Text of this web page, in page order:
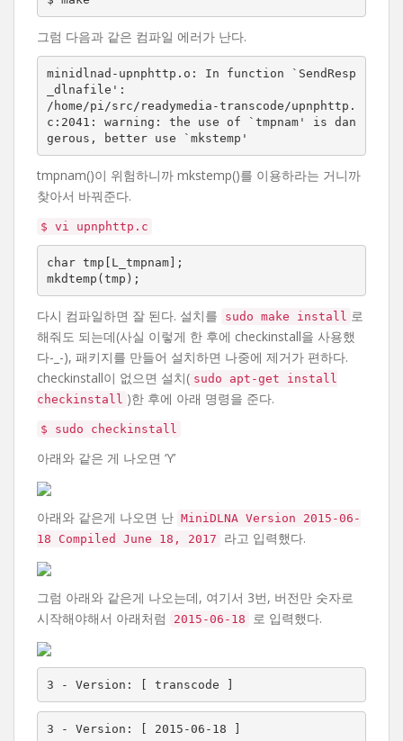
그럼 다음과 같은 컴파일 에러가 난다.
minidlnad-upnphttp.o: In function `SendResp
_dlnafile':
/home/pi/src/readymedia-transcode/upnphttp.
c:2041: warning: the use of `tmpnam' is dan
gerous, better use `mkstemp'
tmpnam()이 위험하니까 mkstemp()를 이용하라는 거니까
찾아서 바꿔준다.
$ vi upnphttp.c
char tmp[L_tmpnam];
다시 컴파일하면 잘 된다. 설치를 sudo make install 로
해줘도 되는데(사실 이렇게 한 후에 checkinstall을 사용했
다-_-), 패키지를 만들어 설치하면 나중에 제거가 편하다.
checkinstall이 없으면 설치( sudo apt-get install
checkinstall )한 후에 아래 명령을 준다.
$ sudo checkinstall
아래와 같은 게 나오면 ‘Y’
아래와 같은게 나오면 난 MiniDLNA Version 2015-06-
18 Compiled June 18, 2017
라고 입력했다.
그럼 아래와 같은게 나오는데, 여기서 3번, 버전만 숫자로
시작해야해서 아래처럼
2015-06-18 로 입력했다.
3 - Version: [ transcode ]
3 - Version: [ 2015-06-18 ]